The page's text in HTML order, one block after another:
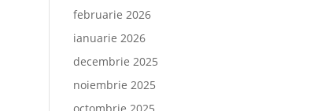
februarie 2026
ianuarie 2026
decembrie 2025
noiembrie 2025